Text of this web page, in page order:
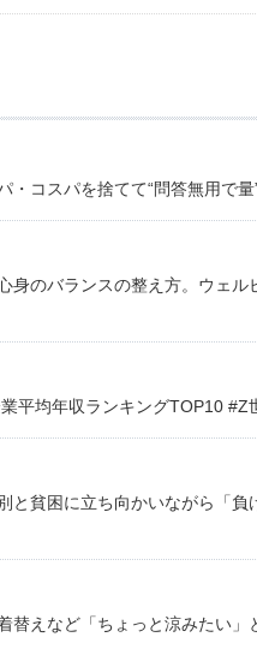
コスパを捨てて“問答無用で量”
身のバランスの整え方。ウェル
平均年収ランキングTOP10 #Z
と貧困に立ち向かいながら「負
替えなど「ちょっと涼みたい